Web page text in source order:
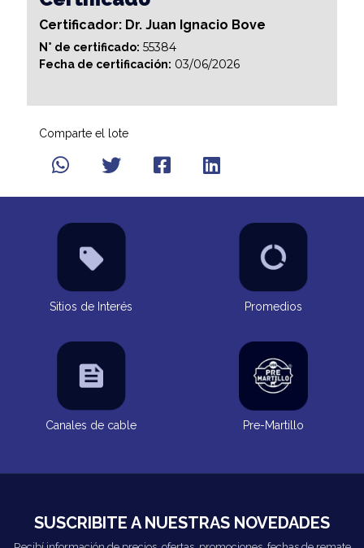
Certificador: Dr. Juan Ignacio Bove
N° de certificado: 55384
Fecha de certificación: 03/06/2026
Comparte el lote
Sitios de Interés Promedios
Canales de cable Pre-Martillo
SUSCRIBITE A NUESTRAS NOVEDADES